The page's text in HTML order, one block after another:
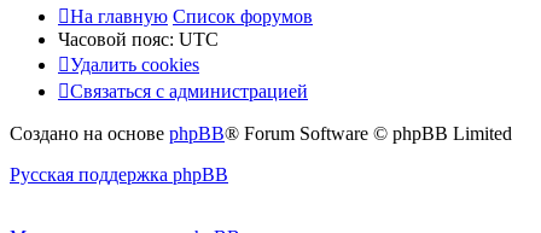
На главную Список форумов
Часовой пояс: UTC
Удалить cookies
Связаться с администрацией
Создано на основе phpBB® Forum Software © phpBB Limited
Русская поддержка phpBB